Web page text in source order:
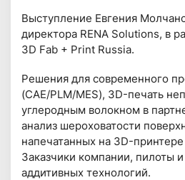
Выступление Евгения
директора RENA Solutions, в
3D Fab + Print Russia.
Решения для современного
(CAE/PLM/MES), 3D-печать
углеродным волокном в
анализ шероховатости
напечатанных на 3D-
Заказчики компании, пилоты
аддитивных технологий.